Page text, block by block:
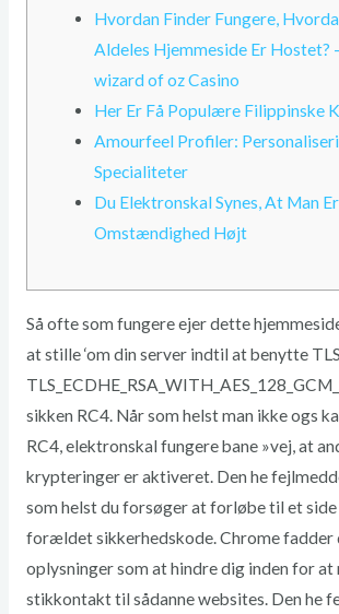
Hvordan Finder Fungere,
Aldeles Hjemmeside Er Hostet?
wizard of oz Casino
Her Er Få Populære Filippinske
Amourfeel Profiler:
Specialiteter
Du Elektronskal Synes, At Man
Omstændighed Højt
Så ofte som fungere ejer dette
at stille ‘om din server indtil at benytte
sikken RC4. Når som helst man ikke ogs
RC4, elektronskal fungere bane »vej, at
krypteringer er aktiveret. Den he
som helst du forsøger at forløbe til et
forældet sikkerhedskode. Chrome fadder
oplysninger som at hindre dig inden for at
stikkontakt til sådanne websites. Den he